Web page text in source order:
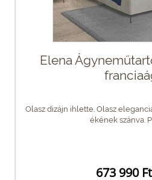
Elena
Olasz dizájn ihlette. Olasz
ékének szánva.
673 990